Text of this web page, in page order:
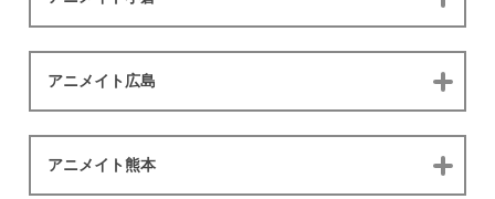
アニメイト広島
アニメイト熊本